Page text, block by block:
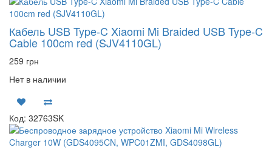
Кабель USB Type-C Xiaomi Mi Braided USB Type-C
Cable 100cm red (SJV4110GL)
259 грн
Нет в наличии
Код: 32763SK